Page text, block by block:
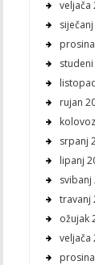
veljača
rujan
srpanj
lipanj
svibanj
travanj
ožujak
veljača